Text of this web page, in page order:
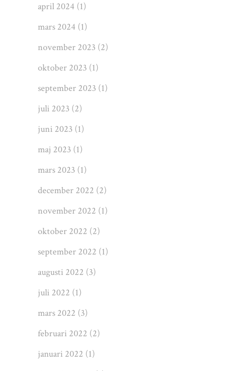
april 2024 (1)
mars 2024 (1)
november 2023 (2)
oktober 2023 (1)
september 2023 (1)
juli 2023 (2)
juni 2023 (1)
maj 2023 (1)
mars 2023 (1)
december 2022 (2)
november 2022 (1)
oktober 2022 (2)
september 2022 (1)
augusti 2022 (3)
juli 2022 (1)
mars 2022 (3)
februari 2022 (2)
januari 2022 (1)